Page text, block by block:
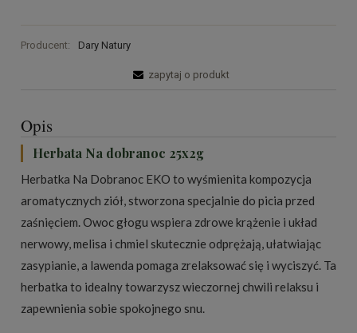
Producent: Dary Natury
zapytaj o produkt
Opis
Herbata Na dobranoc 25x2g
Herbatka Na Dobranoc EKO to wyśmienita kompozycja
aromatycznych ziół, stworzona specjalnie do picia przed
zaśnięciem. Owoc głogu wspiera zdrowe krążenie i układ
nerwowy, melisa i chmiel skutecznie odprężają, ułatwiając
zasypianie, a lawenda pomaga zrelaksować się i wyciszyć. Ta
herbatka to idealny towarzysz wieczornej chwili relaksu i
zapewnienia sobie spokojnego snu.